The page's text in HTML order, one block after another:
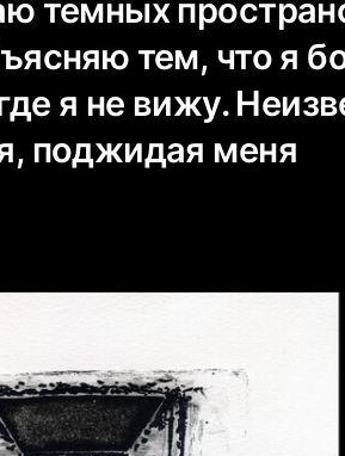
темных
тем, что я
я не вижу.
поджидая меня